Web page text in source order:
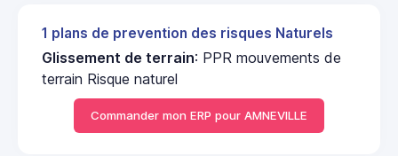
1 plans de prevention des risques Naturels
Glissement de terrain: PPR mouvements de
terrain Risque naturel
Commander mon ERP pour AMNEVILLE